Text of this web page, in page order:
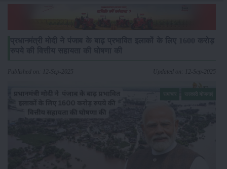
Published on: 12-Sep-2025 Updated on: 12-Sep-2025